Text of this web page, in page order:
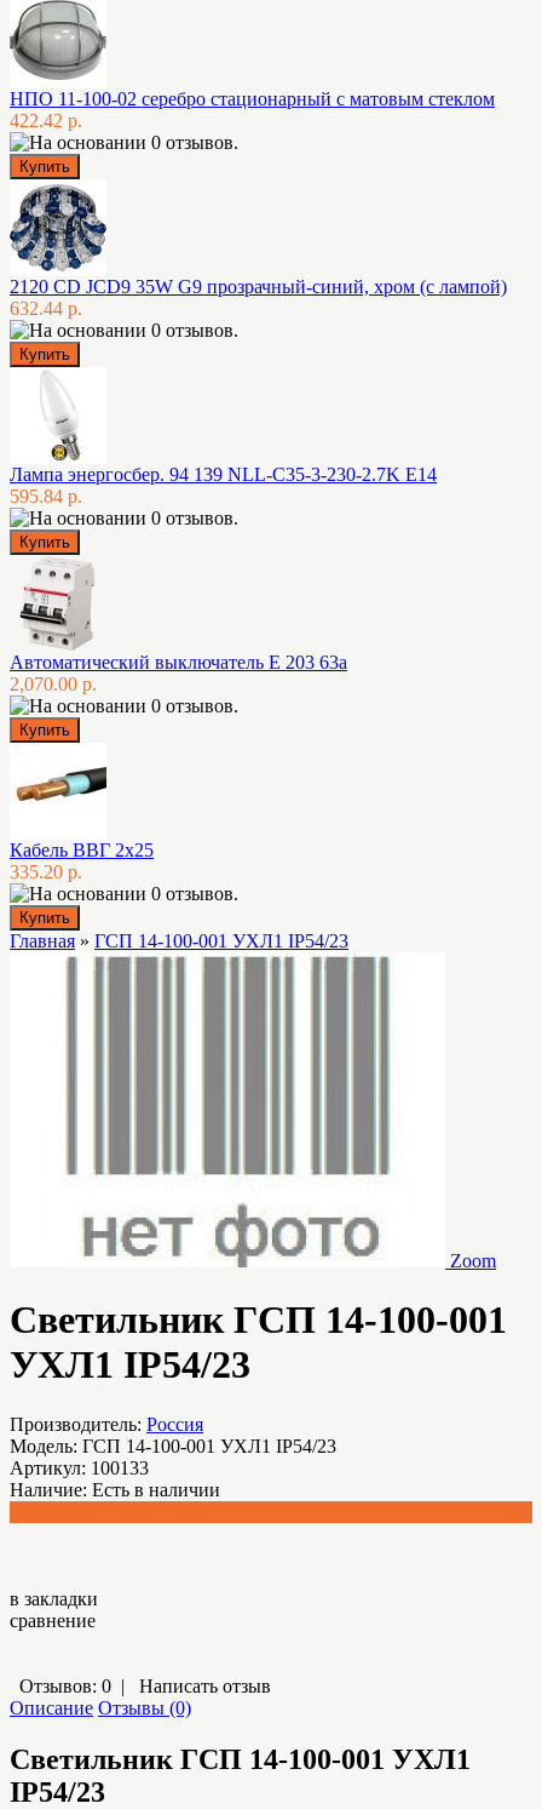
НПО 11-100-02 серебро стационарный с матовым стеклом
422.42 р.
2120 CD JCD9 35W G9 прозрачный-синий, хром (с лампой)
632.44 р.
Лампа энергосбер. 94 139 NLL-C35-3-230-2.7K E14
595.84 р.
Автоматический выключатель E 203 63а
2,070.00 р.
Кабель ВВГ 2х25
335.20 р.
Главная » ГСП 14-100-001 УХЛ1 IP54/23
Zoom
Светильник ГСП 14-100-001
УХЛ1 IP54/23
Производитель: Россия
Модель: ГСП 14-100-001 УХЛ1 IP54/23
Артикул: 100133
Наличие: Есть в наличии
в закладки
сравнение
Отзывов: 0 | Написать отзыв
Описание Отзывы (0)
Светильник ГСП 14-100-001 УХЛ1
IP54/23